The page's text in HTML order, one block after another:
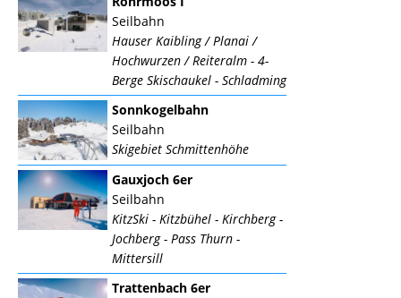
Seilbahn
Hauser Kaibling / Planai /
Hochwurzen / Reiteralm - 4-
Berge Skischaukel - Schladming
Sonnkogelbahn
Seilbahn
Skigebiet Schmittenhöhe
Gauxjoch 6er
Seilbahn
KitzSki - Kitzbühel - Kirchberg -
Jochberg - Pass Thurn -
Mittersill
Trattenbach 6er